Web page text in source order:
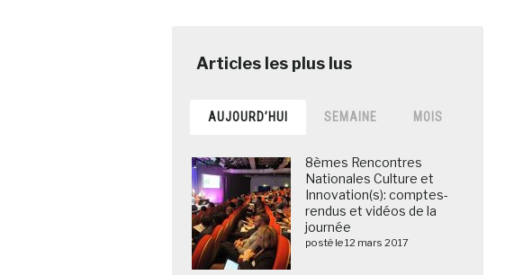
AUJOURD’HUI SEMAINE MOIS
8èmes Rencontres
Nationales Culture et
Innovation(s): comptes-
rendus et vidéos de la
journée
posté le 12 mars 2017